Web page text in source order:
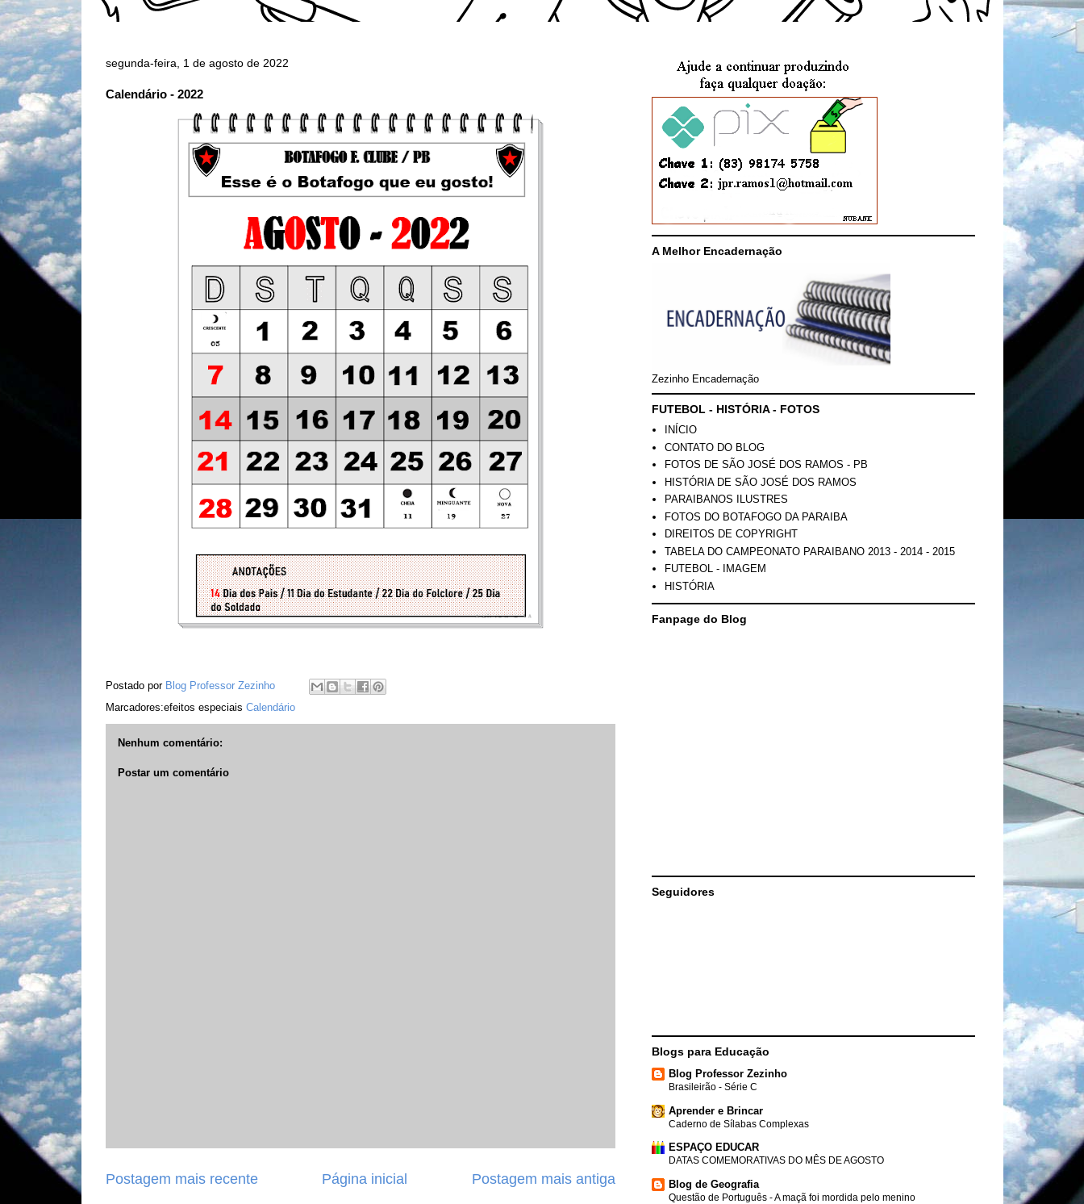
segunda-feira, 1 de agosto de 2022
Calendário - 2022
Postado por Blog Professor Zezinho
Marcadores:efeitos especiais Calendário
Nenhum comentário:
Postar um comentário
Postagem mais recente Postagem mais antiga
Página inicial
A Melhor Encadernação
Zezinho Encadernação
FUTEBOL - HISTÓRIA - FOTOS
INÍCIO
CONTATO DO BLOG
FOTOS DE SÃO JOSÉ DOS RAMOS - PB
HISTÓRIA DE SÃO JOSÉ DOS RAMOS
PARAIBANOS ILUSTRES
FOTOS DO BOTAFOGO DA PARAIBA
DIREITOS DE COPYRIGHT
TABELA DO CAMPEONATO PARAIBANO 2013 - 2014 - 2015
FUTEBOL - IMAGEM
HISTÓRIA
Fanpage do Blog
Seguidores
Blogs para Educação
Blog Professor Zezinho
Brasileirão - Série C
Aprender e Brincar
Caderno de Sílabas Complexas
ESPAÇO EDUCAR
DATAS COMEMORATIVAS DO MÊS DE AGOSTO
Blog de Geografia
Questão de Português - A maçã foi mordida pelo menino